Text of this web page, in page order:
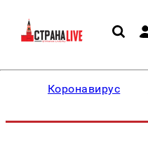
Коронавирус